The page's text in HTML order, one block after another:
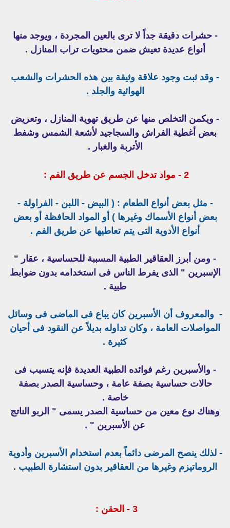
- حشرات دقيقة جداً لا ترى بالعين المجردة ، ويوجد منها
أنواع عديدة تعيش ضمن محتويات تراب المنازل .
- وقد ثبت وجود علاقة وثيقة بين هذه الحشرات والشعب
الهوائية والجلد .
- ويكمن التخلص منها عن طريق تهوية المنازل ، وتعريض
بعض أغطية الفراش والسجاجيد لأشعة الشمس وشفط
الأتربة والغبار .
2 - مواد تدخل الجسم عن طريق الفم :
- مثل بعض أنواع الطعام : ( البيض - اللبن - الفراولة -
بعض أنواع الأسماك وغيرها ) أو المواد الحافظة أو بعض
أنواع الأدوية التى يتم تعاطيها عن طريق الفم .
- ومن أبرز العقاقير الطبية المسببة للحساسية ، عقار "
الإسبرين " الذى يفرط الناس فى استخدامه بدون ضوابط
طبية .
- والمعروف أن الأسبرين كان يباع فى الماضى فى وسائل
المواصلات العامة ، وكان تداوله بديلاً عن النقود فى أحيان
كثيرة .
- والأسبرين رغم فوائده الطبية العديدة فإنه يتسبب فى
حالات حساسية بصفة عامة ، وحساسية الصدر بصفة
خاصة .
وهناك نوع معين من حساسية الصدر يسمى " الربو الناتج
عن الأسبرين " .
- لذلك ينصح المرضى دائماً بعدم استخدام الأسبرين وأدوية
الروماتيزم وغيرها من العقاقير بدون استشارة الطبيب .
3 - الحقن :